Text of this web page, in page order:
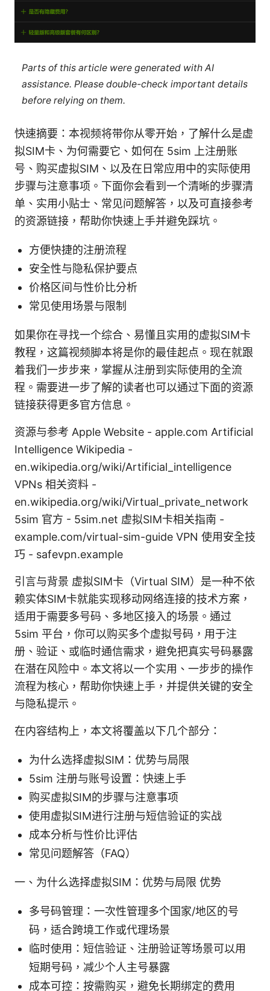
Parts of this article were generated with AI
assistance. Please double-check important details
before relying on them.
快速摘要：本视频将带你从零开始，了解什么是虚
拟SIM卡、为何需要它、如何在 5sim 上注册账
号、购买虚拟SIM、以及在日常应用中的实际使用
步骤与注意事项。下面你会看到一个清晰的步骤清
单、实用小贴士、常见问题解答，以及可直接参考
的资源链接，帮助你快速上手并避免踩坑。
方便快捷的注册流程
安全性与隐私保护要点
价格区间与性价比分析
常见使用场景与限制
如果你在寻找一个综合、易懂且实用的虚拟SIM卡
教程，这篇视频脚本将是你的最佳起点。现在就跟
着我们一步步来，掌握从注册到实际使用的全流
程。需要进一步了解的读者也可以通过下面的资源
链接获得更多官方信息。
资源与参考 Apple Website - apple.com Artificial
Intelligence Wikipedia -
en.wikipedia.org/wiki/Artificial_intelligence
VPNs 相关资料 -
en.wikipedia.org/wiki/Virtual_private_network
5sim 官方 - 5sim.net 虚拟SIM卡相关指南 -
example.com/virtual-sim-guide VPN 使用安全技
巧 - safevpn.example
引言与背景 虚拟SIM卡（Virtual SIM）是一种不依
赖实体SIM卡就能实现移动网络连接的技术方案，
适用于需要多号码、多地区接入的场景。通过
5sim 平台，你可以购买多个虚拟号码，用于注
册、验证、或临时通信需求，避免把真实号码暴露
在潜在风险中。本文将以一个实用、一步步的操作
流程为核心，帮助你快速上手，并提供关键的安全
与隐私提示。
在内容结构上，本文将覆盖以下几个部分：
为什么选择虚拟SIM：优势与局限
5sim 注册与账号设置：快速上手
购买虚拟SIM的步骤与注意事项
使用虚拟SIM进行注册与短信验证的实战
成本分析与性价比评估
常见问题解答（FAQ）
一、为什么选择虚拟SIM：优势与局限 优势
多号码管理：一次性管理多个国家/地区的号
码，适合跨境工作或代理场景
临时使用：短信验证、注册验证等场景可以用
短期号码，减少个人主号暴露
成本可控：按需购买，避免长期绑定的费用